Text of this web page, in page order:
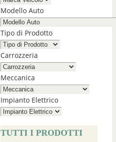
Modello Auto
Tipo di Prodotto
Carrozzeria
Meccanica
Impianto Elettrico
TUTTI I PRODOTTI